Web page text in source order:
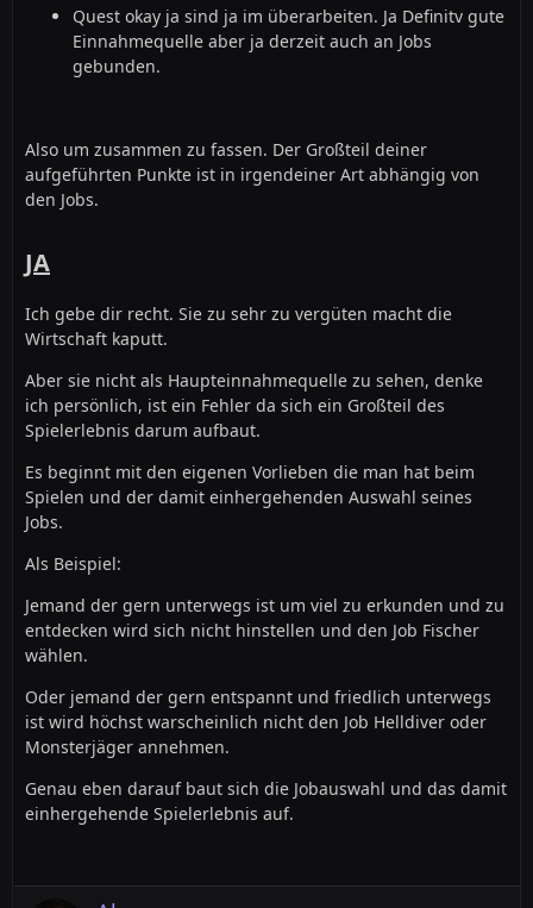
Quest okay ja sind ja im überarbeiten. Ja Definitv gute
Einnahmequelle aber ja derzeit auch an Jobs
gebunden.
Also um zusammen zu fassen. Der Großteil deiner
aufgeführten Punkte ist in irgendeiner Art abhängig von
den Jobs.
JA
Ich gebe dir recht. Sie zu sehr zu vergüten macht die
Wirtschaft kaputt.
Aber sie nicht als Haupteinnahmequelle zu sehen, denke
ich persönlich, ist ein Fehler da sich ein Großteil des
Spielerlebnis darum aufbaut.
Es beginnt mit den eigenen Vorlieben die man hat beim
Spielen und der damit einhergehenden Auswahl seines
Jobs.
Als Beispiel:
Jemand der gern unterwegs ist um viel zu erkunden und zu
entdecken wird sich nicht hinstellen und den Job Fischer
wählen.
Oder jemand der gern entspannt und friedlich unterwegs
ist wird höchst warscheinlich nicht den Job Helldiver oder
Monsterjäger annehmen.
Genau eben darauf baut sich die Jobauswahl und das damit
einhergehende Spielerlebnis auf.